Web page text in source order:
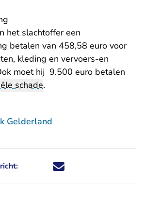
het slachtoffer een
betalen van 458,58 euro voor
kleding en vervoers-en
moet hij 9.500 euro betalen
schade.
Gelderland
Deel dit nieuwsbericht via X -
Deel dit nieuwsbericht via
Deel dit nieuwsbericht
Deel dit